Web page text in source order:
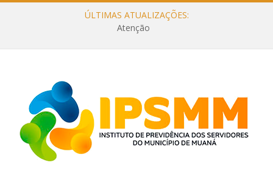
ÚLTIMAS ATUALIZAÇÕES:
Atenção